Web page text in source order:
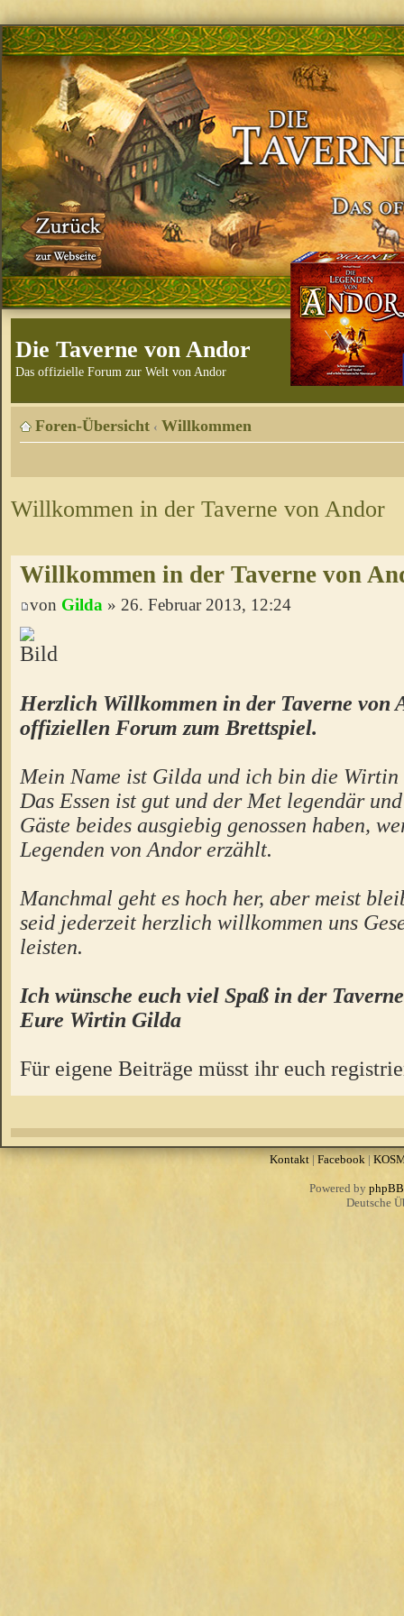
Die Taverne von Andor
Das offizielle Forum zur Welt von Andor
Foren-Übersicht ‹ Willkommen
Willkommen in der Taverne von Andor
Willkommen in der Taverne von
von Gilda » 26. Februar 2013, 12:24
Herzlich Willkommen in der Taverne von
offiziellen Forum zum Brettspiel.
Mein Name ist Gilda und ich bin die Wirtin
Das Essen ist gut und der Met legendär
Gäste beides ausgiebig genossen haben,
Legenden von Andor erzählt.
Manchmal geht es hoch her, aber meist
seid jederzeit herzlich willkommen uns
leisten.
Ich wünsche euch viel Spaß in der
Eure Wirtin Gilda
Für eigene Beiträge müsst ihr euch
Kontakt|Facebook |
Powered by phpBB
Deutsche